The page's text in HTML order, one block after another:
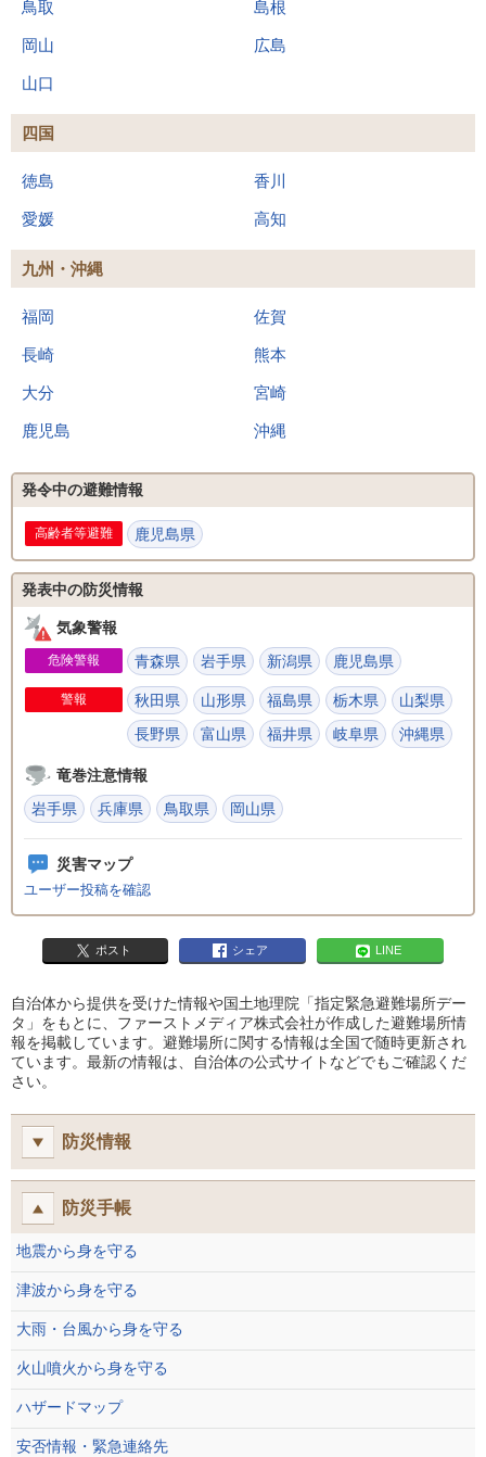
鳥取 島根
岡山 広島
山口
四国
徳島 香川
愛媛 高知
九州・沖縄
福岡 佐賀
長崎 熊本
大分 宮崎
鹿児島 沖縄
発令中の避難情報
高齢者等避難 鹿児島県
発表中の防災情報
気象警報
危険警報 青森県 岩手県 新潟県 鹿児島県
警報 秋田県 山形県 福島県 栃木県
山梨県
長野県
富山県 福井県 岐阜県 沖縄県
竜巻注意情報
岩手県
兵庫県 鳥取県 岡山県
災害マップ
ユーザー投稿を確認
ポスト シェア LINE
自治体から提供を受けた情報や国土地理院「指定緊急避難場所デー
タ」をもとに、ファーストメディア株式会社が作成した避難場所情
報を掲載しています。避難場所に関する情報は全国で随時更新され
ています。最新の情報は、自治体の公式サイトなどでもご確認くだ
さい。
防災情報
防災手帳
地震から身を守る
津波から身を守る
大雨・台風から身を守る
火山噴火から身を守る
ハザードマップ
安否情報・緊急連絡先